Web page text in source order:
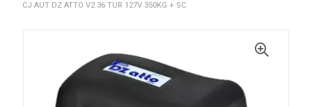
CJ AUT DZ ATTO V2 36 TUR 127V 350KG + SC